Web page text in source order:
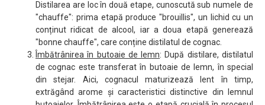
Distilarea are loc în două etape, cunoscută sub numele de
"chauffe": prima etapă produce "brouillis", un lichid cu un
conținut ridicat de alcool, iar a doua etapă generează
"bonne chauffe", care conține distilatul de cognac.
Îmbătrânirea în butoaie de lemn: După distilare, distilatul
de cognac este transferat în butoaie de lemn, în special
din stejar. Aici, cognacul maturizează lent în timp,
extrăgând arome și caracteristici distinctive din lemnul